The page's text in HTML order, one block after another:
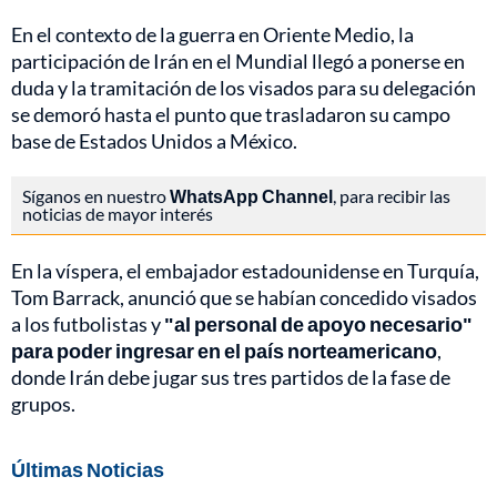
En el contexto de la guerra en Oriente Medio, la
participación de Irán en el Mundial llegó a ponerse en
duda y la tramitación de los visados para su delegación
se demoró hasta el punto que trasladaron su campo
base de Estados Unidos a México.
Síganos en nuestroWhatsApp Channel, para recibir las
noticias de mayor interés
En la víspera, el embajador estadounidense en Turquía,
Tom Barrack, anunció que se habían concedido visados
a los futbolistas y"al personal de apoyo necesario"
para poder ingresar en el país norteamericano,
donde Irán debe jugar sus tres partidos de la fase de
grupos.
Últimas Noticias